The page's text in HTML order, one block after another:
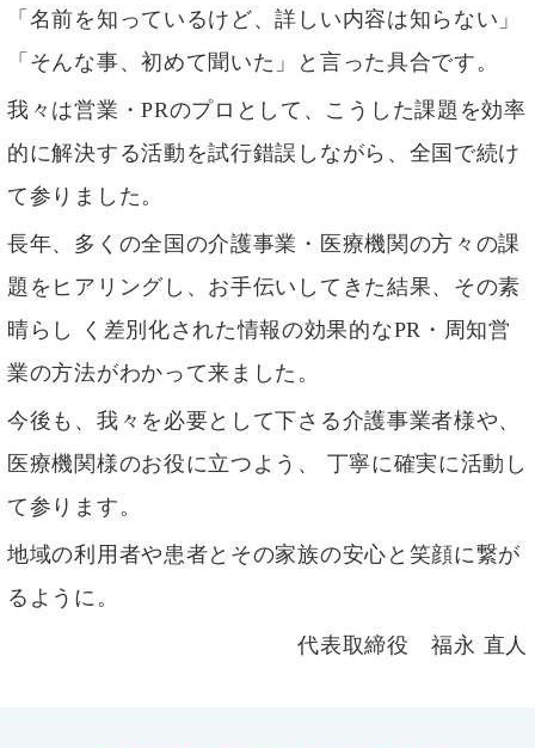
「名前を知っているけど、詳しい内容は知らない」
「そんな事、初めて聞いた」と言った具合です。
我々は営業・PRのプロとして、こうした課題を効率
的に解決する活動を試行錯誤しながら、全国で続け
て参りました。
長年、多くの全国の介護事業・医療機関の方々の課
題をヒアリングし、お手伝いしてきた結果、その素
晴らし く差別化された情報の効果的なPR・周知営
業の方法がわかって来ました。
今後も、我々を必要として下さる介護事業者様や、
医療機関様のお役に立つよう、 丁寧に確実に活動し
て参ります。
地域の利用者や患者とその家族の安心と笑顔に繋が
るように。
代表取締役 福永 直人